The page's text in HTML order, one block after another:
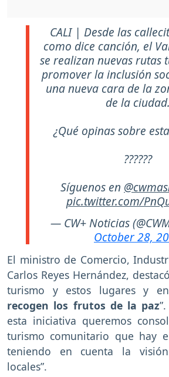
CALI | Desde las
como dice canción, el
se realizan nuevas rutas
promover la inclusión
una nueva cara de la
de la ciudad.
¿Qué opinas sobre
??????
Síguenos en
pic.twitter.com/
— CW+ Noticias
October 28,
El ministro de Comercio,
Carlos Reyes Hernández,
turismo y estos lugares y
recogen los frutos de la paz
esta iniciativa queremos
turismo comunitario que hay
teniendo en cuenta la
locales”.